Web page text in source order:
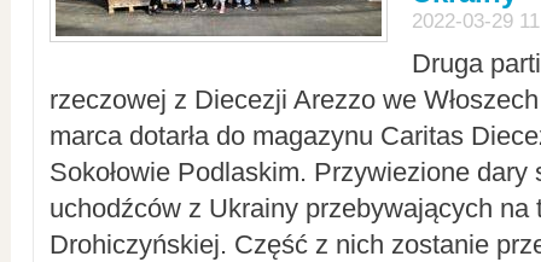
2022-03-29
Druga
rzeczowej z Diecezji Arezzo we
marca dotarła do magazynu Caritas
Sokołowie Podlaskim. Przywiezione dary
uchodźców z Ukrainy przebywających na
Drohiczyńskiej. Część z nich zostanie